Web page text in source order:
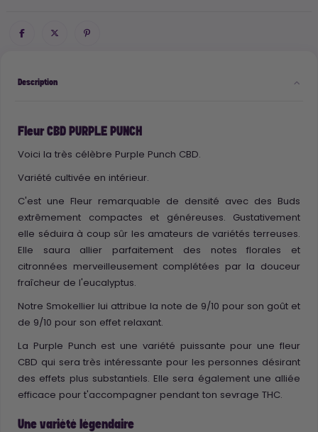
Description
Fleur CBD PURPLE PUNCH
Voici la très célèbre Purple Punch CBD.
Variété cultivée en intérieur.
C'est une Fleur remarquable de densité avec des Buds
extrêmement compactes et généreuses. Gustativement
elle séduira à coup sûr les amateurs de variétés terreuses.
Elle saura allier parfaitement des notes florales et
citronnées merveilleusement complétées par la douceur
fraîcheur de l'eucalyptus.
Notre Smokellier lui attribue la note de 9/10 pour son goût et
de 9/10 pour son effet relaxant.
La Purple Punch est une variété puissante pour une fleur
CBD qui sera très intéressante pour les personnes désirant
des effets plus substantiels. Elle sera également une alliée
efficace pour t'accompagner pendant ton sevrage THC.
Une variété légendaire